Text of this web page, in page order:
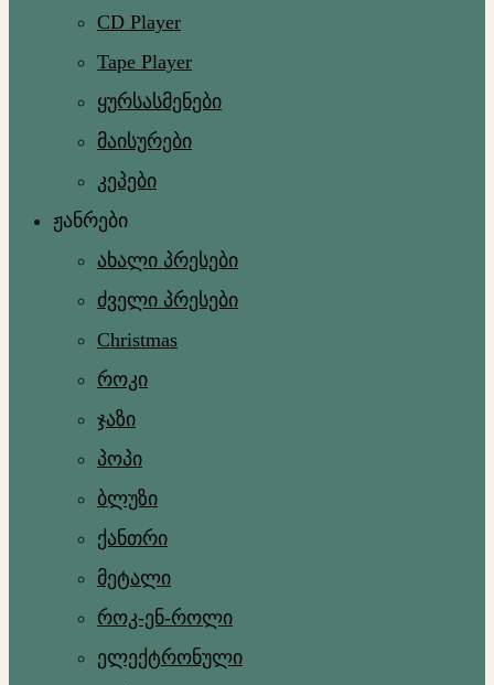
CD Player
Tape Player
ყურსასმენები
მაისურები
კეპები
ჟანრები
ახალი პრესები
ძველი პრესები
Christmas
როკი
ჯაზი
პოპი
ბლუზი
ქანთრი
მეტალი
როკ-ენ-როლი
ელექტრონული